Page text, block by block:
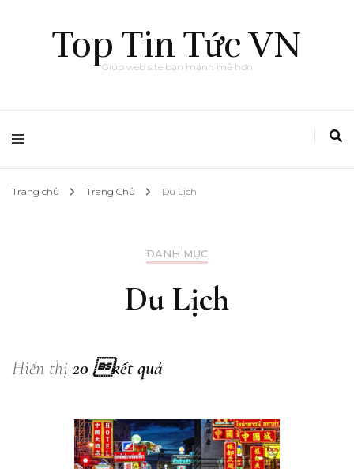
Top Tin Tức VN
Giúp web site bạn mạnh mẽ hơn
Trang chủ Trang Chủ Du Lịch
DANH MỤC
Du Lịch
Hiển thị 20 kết quả